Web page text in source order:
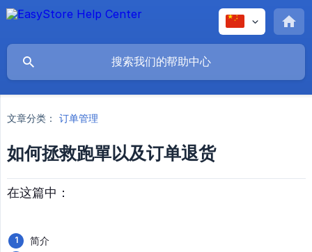
文章分类： 订单管理
如何拯救跑單以及订单退货
在这篇中：
简介